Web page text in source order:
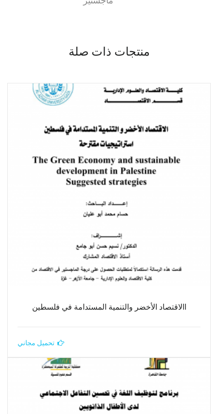
منتجات ذات صلة
االاقتصاد الأخضر والتنمية المستدامة في فلسطين
تحميل مجاني